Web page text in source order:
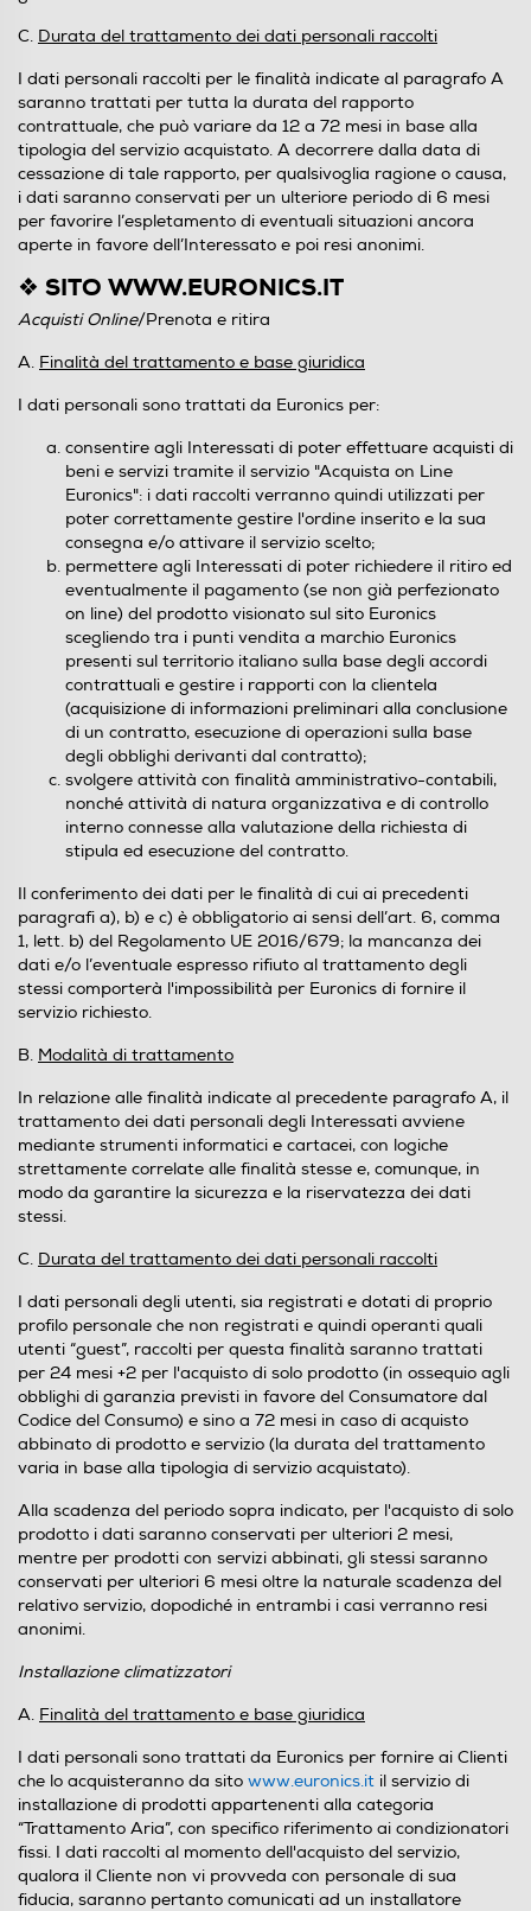
C. Durata del trattamento dei dati personali raccolti
I dati personali raccolti per le finalità indicate al paragrafo A
saranno trattati per tutta la durata del rapporto
contrattuale, che può variare da 12 a 72 mesi in base alla
tipologia del servizio acquistato. A decorrere dalla data di
cessazione di tale rapporto, per qualsivoglia ragione o causa,
i dati saranno conservati per un ulteriore periodo di 6 mesi
per favorire l’espletamento di eventuali situazioni ancora
aperte in favore dell’Interessato e poi resi anonimi.
❖ SITO WWW.EURONICS.IT
Acquisti Online/Prenota e ritira
A. Finalità del trattamento e base giuridica
I dati personali sono trattati da Euronics per:
consentire agli Interessati di poter effettuare acquisti di
beni e servizi tramite il servizio "Acquista on Line
Euronics": i dati raccolti verranno quindi utilizzati per
poter correttamente gestire l'ordine inserito e la sua
consegna e/o attivare il servizio scelto;
permettere agli Interessati di poter richiedere il ritiro ed
eventualmente il pagamento (se non già perfezionato
on line) del prodotto visionato sul sito Euronics
scegliendo tra i punti vendita a marchio Euronics
presenti sul territorio italiano sulla base degli accordi
contrattuali e gestire i rapporti con la clientela
(acquisizione di informazioni preliminari alla conclusione
di un contratto, esecuzione di operazioni sulla base
degli obblighi derivanti dal contratto);
svolgere attività con finalità amministrativo-contabili,
nonché attività di natura organizzativa e di controllo
interno connesse alla valutazione della richiesta di
stipula ed esecuzione del contratto.
Il conferimento dei dati per le finalità di cui ai precedenti
paragrafi a), b) e c) è obbligatorio ai sensi dell’art. 6, comma
1, lett. b) del Regolamento UE 2016/679; la mancanza dei
dati e/o l’eventuale espresso rifiuto al trattamento degli
stessi comporterà l'impossibilità per Euronics di fornire il
servizio richiesto.
B. Modalità di trattamento
In relazione alle finalità indicate al precedente paragrafo A, il
trattamento dei dati personali degli Interessati avviene
mediante strumenti informatici e cartacei, con logiche
strettamente correlate alle finalità stesse e, comunque, in
modo da garantire la sicurezza e la riservatezza dei dati
stessi.
C. Durata del trattamento dei dati personali raccolti
I dati personali degli utenti, sia registrati e dotati di proprio
profilo personale che non registrati e quindi operanti quali
utenti “guest”, raccolti per questa finalità saranno trattati
per 24 mesi +2 per l'acquisto di solo prodotto (in ossequio agli
obblighi di garanzia previsti in favore del Consumatore dal
Codice del Consumo) e sino a 72 mesi in caso di acquisto
abbinato di prodotto e servizio (la durata del trattamento
varia in base alla tipologia di servizio acquistato).
Alla scadenza del periodo sopra indicato, per l'acquisto di solo
prodotto i dati saranno conservati per ulteriori 2 mesi,
mentre per prodotti con servizi abbinati, gli stessi saranno
conservati per ulteriori 6 mesi oltre la naturale scadenza del
relativo servizio, dopodiché in entrambi i casi verranno resi
anonimi.
Installazione climatizzatori
A. Finalità del trattamento e base giuridica
I dati personali sono trattati da Euronics per fornire ai Clienti
che lo acquisteranno da sito www.euronics.it il servizio di
installazione di prodotti appartenenti alla categoria
“Trattamento Aria”, con specifico riferimento ai condizionatori
fissi. I dati raccolti al momento dell'acquisto del servizio,
qualora il Cliente non vi provveda con personale di sua
fiducia, saranno pertanto comunicati ad un installatore